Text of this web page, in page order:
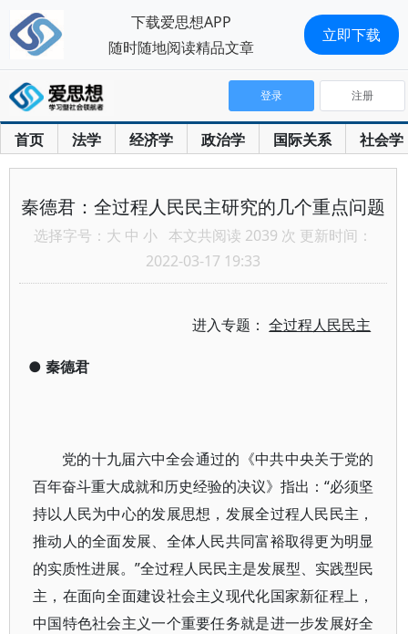
首页 法学 经济学 政治学 国际关系 社会学
登录 注册
秦德君：全过程人民民主研究的几个重点问题
选择字号： 大 中 小 本文共阅读 2039 次 更新时间：
2022-03-17 19:33
进入专题：全过程人民民主
● 秦德君
党的十九届六中全会通过的《中共中央关于党的
百年奋斗重大成就和历史经验的决议》指出：“必须坚
持以人民为中心的发展思想，发展全过程人民民主，
推动人的全面发展、全体人民共同富裕取得更为明显
的实质性进展。”全过程人民民主是发展型、实践型民
主，在面向全面建设社会主义现代化国家新征程上，
中国特色社会主义一个重要任务就是进一步发展好全
下载爱思想APP
随时随地阅读精品文章
立即下载